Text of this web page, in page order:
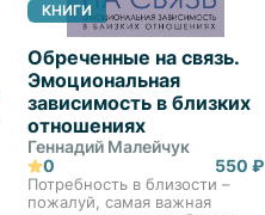
КНИГИ
Обреченные на связь.
Эмоциональная
зависимость в близких
отношениях
Геннадий Малейчук
0
550 ₽
Потребность в близости –
пожалуй, самая важная